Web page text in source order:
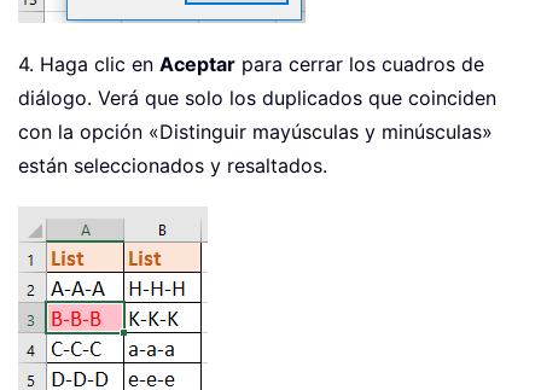
4. Haga clic en Aceptar para cerrar los cuadros de
diálogo. Verá que solo los duplicados que coinciden
con la opción «Distinguir mayúsculas y minúsculas»
están seleccionados y resaltados.